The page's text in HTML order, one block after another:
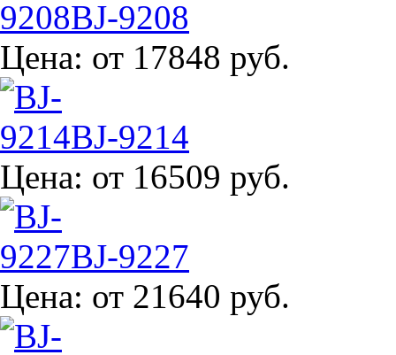
BJ-9208
Цена: от 17848 руб.
BJ-9214
Цена: от 16509 руб.
BJ-9227
Цена: от 21640 руб.